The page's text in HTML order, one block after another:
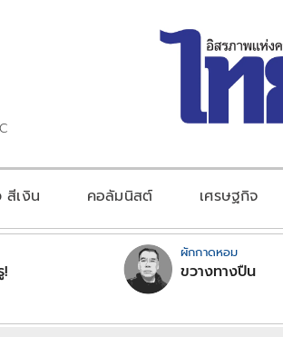
สีเงิน คอลัมนิสต์ เศรษฐกิจ
ผักกาดหอม
ขวางทางปืน